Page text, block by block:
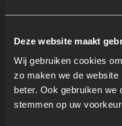
Deze website maakt
Wij gebruiken cookies
zo maken we de website
beter. Ook gebruiken we
stemmen op uw